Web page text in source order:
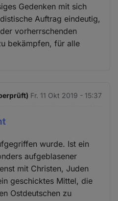
Gedenken mit sich
Auftrag eindeutig,
vorherrschenden
bekämpfen, für alle
Fr. 11 Okt 2019 - 15:37
wurde. Ist ein
aufgeblasener
mit Christen, Juden
geschicktes Mittel, die
Ostdeutschen zu